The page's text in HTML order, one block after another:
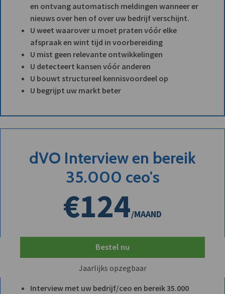
en ontvang automatisch meldingen wanneer er
nieuws over hen of over uw bedrijf verschijnt.
U weet waarover u moet praten vóór elke
afspraak en wint tijd in voorbereiding
U mist geen relevante ontwikkelingen
U detecteert kansen vóór anderen
U bouwt structureel kennisvoordeel op
U begrijpt uw markt beter
dVO Interview en bereik
35.000 ceo's
€124/MAAND
Bestel nu
Jaarlijks opzegbaar
Interview met uw bedrijf/ceo en bereik 35.000